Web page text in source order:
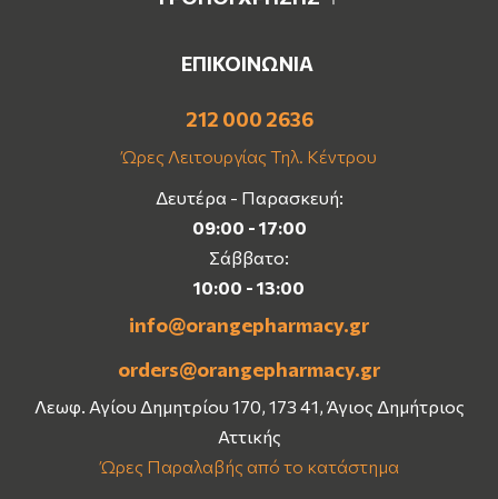
ΕΠΙΚΟΙΝΩΝΙΑ
212 000 2636
Ώρες Λειτουργίας Τηλ. Κέντρου
Δευτέρα - Παρασκευή:
09:00 - 17:00
Σάββατο:
10:00 - 13:00
info@orangepharmacy.gr
orders@orangepharmacy.gr
Λεωφ. Αγίου Δημητρίου 170, 173 41, Άγιος Δημήτριος
Αττικής
Ώρες Παραλαβής από το κατάστημα